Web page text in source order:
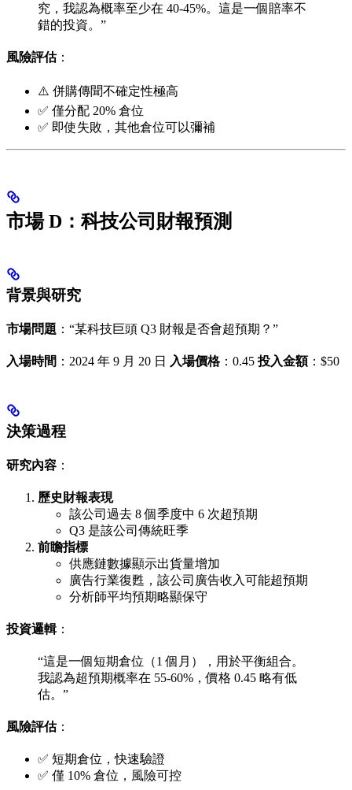
究，我認為概率至少在 40-45%。這是一個賠率不
錯的投資。”
風險評估：
⚠️ 併購傳聞不確定性極高
✅ 僅分配 20% 倉位
✅ 即使失敗，其他倉位可以彌補
市場 D：科技公司財報預測
背景與研究
市場問題 ：“某科技巨頭 Q3 財報是否會超預期？”
入場時間 ：2024 年 9 月 20 日 入場價格：0.45投入金額：$50
決策過程
研究內容 ：
歷史財報表現
該公司過去 8 個季度中 6 次超預期
Q3 是該公司傳統旺季
前瞻指標
供應鏈數據顯示出貨量增加
廣告行業復甦，該公司廣告收入可能超預期
分析師平均預期略顯保守
投資邏輯：
“這是一個短期倉位（1 個月），用於平衡組合。
我認為超預期概率在 55-60%，價格 0.45 略有低
估。”
風險評估：
✅ 短期倉位，快速驗證
✅ 僅 10% 倉位，風險可控